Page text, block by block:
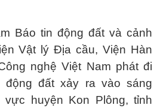
Báo tin động đất và cảnh
Vật lý Địa cầu, Viện Hàn
nghệ Việt Nam phát đi
động đất xảy ra vào sáng
huyện Kon Plông, tỉnh